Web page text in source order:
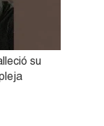
su